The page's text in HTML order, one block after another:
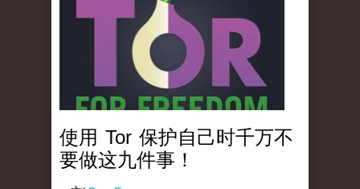
使用 Tor 保护自己时千万不
要做这九件事！